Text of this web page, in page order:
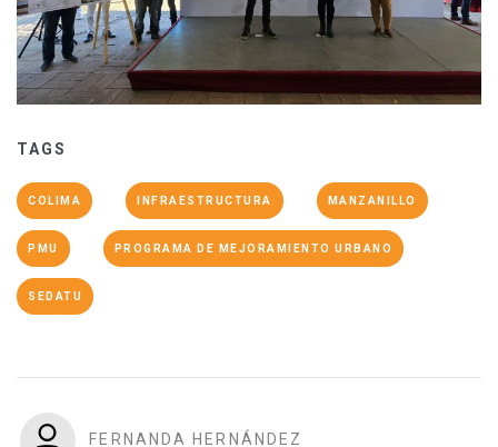
TAGS
COLIMA INFRAESTRUCTURA MANZANILLO
PMU PROGRAMA DE MEJORAMIENTO URBANO
SEDATU
FERNANDA HERNÁNDEZ